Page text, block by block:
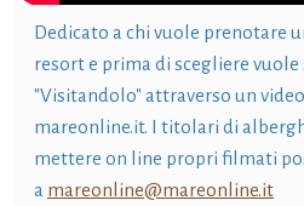
Dedicato a chi vuole prenotare
resort e prima di scegliere vuole
"Visitandolo" attraverso un
mareonline.it. I titolari di
mettere on line propri filmati
a mareonline@mareonline.it